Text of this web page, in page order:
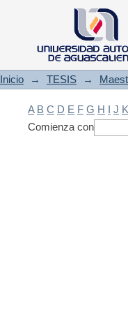
Filtrado
Inicio → TESIS →
A B C D E F G H I J K
Comienza con